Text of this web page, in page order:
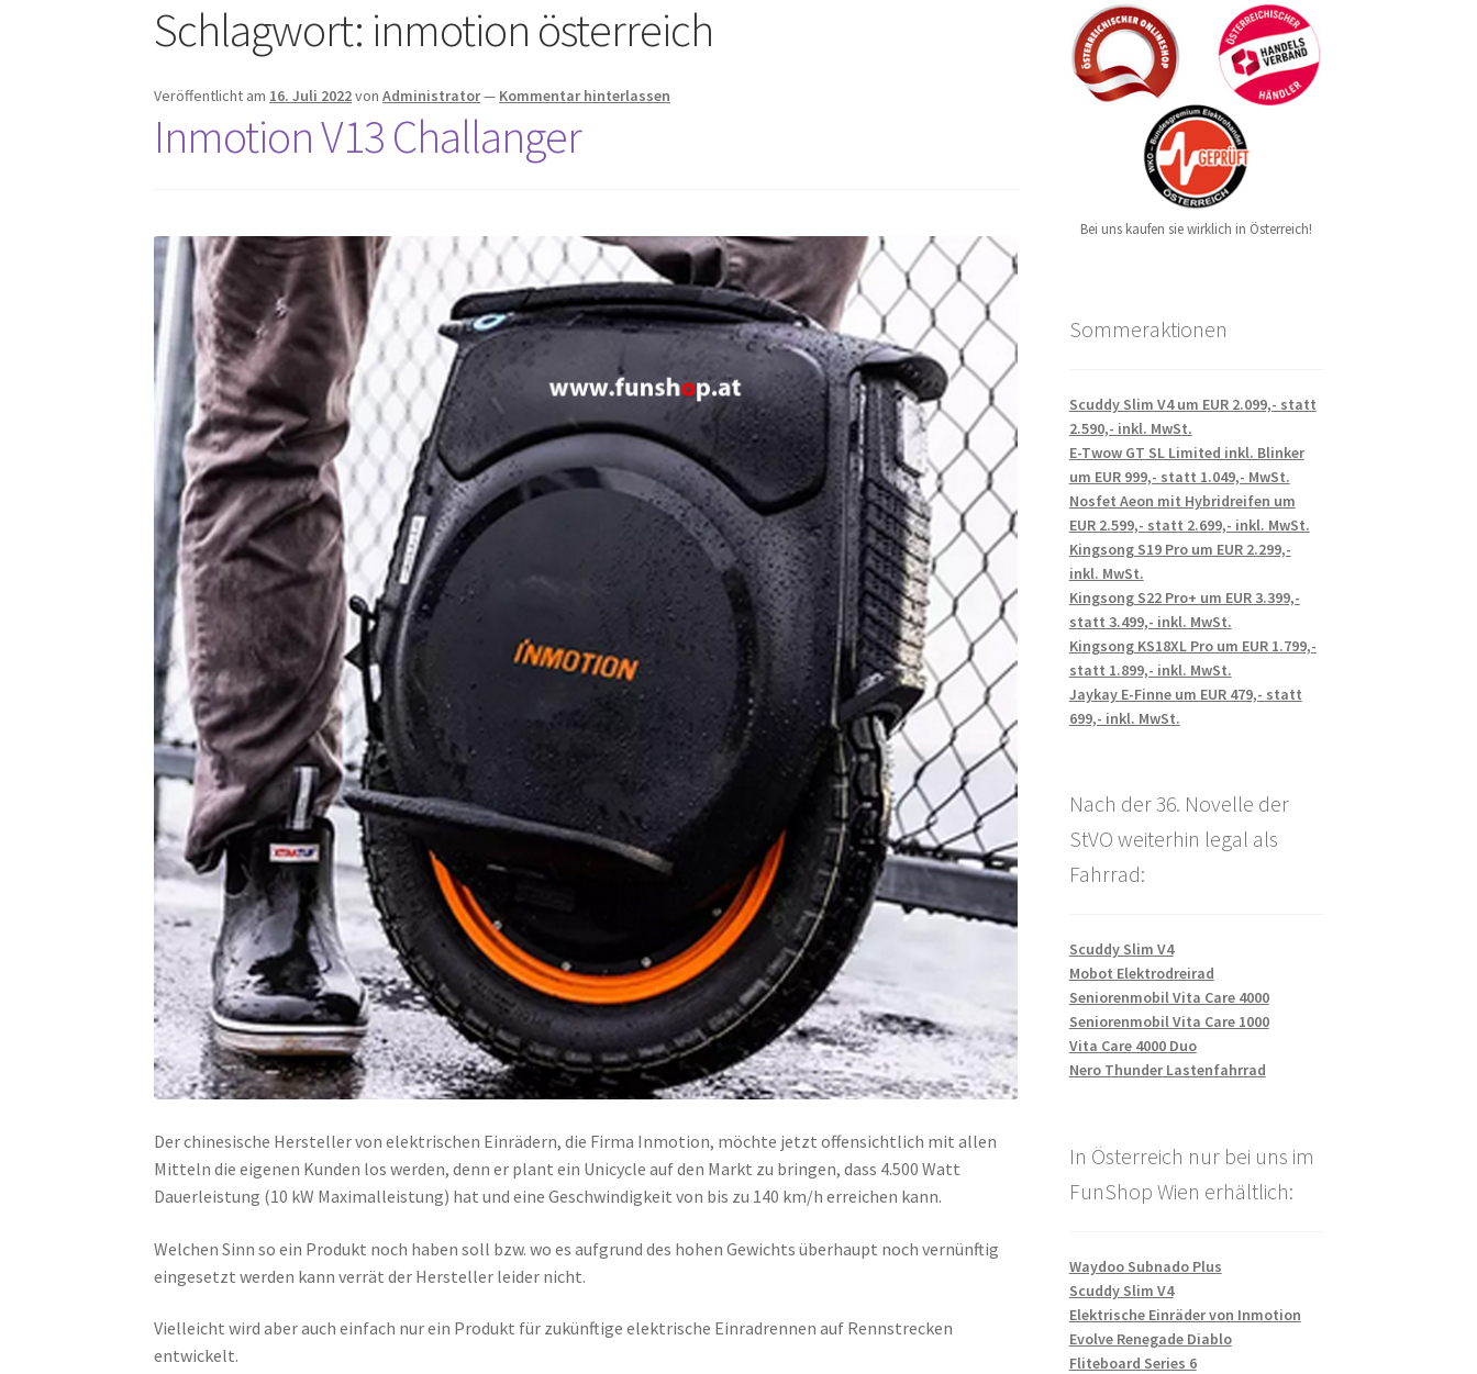
Schlagwort: inmotion österreich
Veröffentlicht am 16. Juli 2022vonAdministrator— Kommentar hinterlassen
Inmotion V13 Challanger
Der chinesische Hersteller von elektrischen Einrädern, die Firma Inmotion, möchte jetzt offensichtlich mit allen
Mitteln die eigenen Kunden los werden, denn er plant ein Unicycle auf den Markt zu bringen, dass 4.500 Watt
Dauerleistung (10 kW Maximalleistung) hat und eine Geschwindigkeit von bis zu 140 km/h erreichen kann.
Welchen Sinn so ein Produkt noch haben soll bzw. wo es aufgrund des hohen Gewichts überhaupt noch vernünftig
eingesetzt werden kann verrät der Hersteller leider nicht.
Vielleicht wird aber auch einfach nur ein Produkt für zukünftige elektrische Einradrennen auf Rennstrecken
entwickelt.
Bei uns kaufen sie wirklich in Österreich!
Sommeraktionen
Scuddy Slim V4 um EUR 2.099,- statt
2.590,- inkl. MwSt.
E-Twow GT SL Limited inkl. Blinker
um EUR 999,- statt 1.049,- MwSt.
Nosfet Aeon mit Hybridreifen um
EUR 2.599,- statt 2.699,- inkl. MwSt.
Kingsong S19 Pro um EUR 2.299,-
inkl. MwSt.
Kingsong S22 Pro+ um EUR 3.399,-
statt 3.499,- inkl. MwSt.
Kingsong KS18XL Pro um EUR 1.799,-
statt 1.899,- inkl. MwSt.
Jaykay E-Finne um EUR 479,- statt
699,- inkl. MwSt.
Nach der 36. Novelle der
StVO weiterhin legal als
Fahrrad:
Scuddy Slim V4
Mobot Elektrodreirad
Seniorenmobil Vita Care 4000
Seniorenmobil Vita Care 1000
Vita Care 4000 Duo
Nero Thunder Lastenfahrrad
In Österreich nur bei uns im
FunShop Wien erhältlich:
Waydoo Subnado Plus
Scuddy Slim V4
Elektrische Einräder von Inmotion
Evolve Renegade Diablo
Fliteboard Series 6